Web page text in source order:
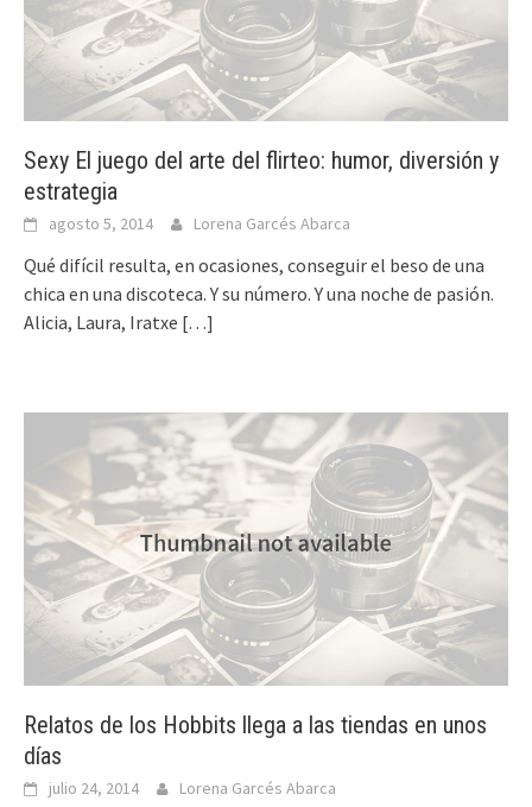
Sexy El juego del arte del flirteo: humor, diversión y
estrategia
agosto 5, 2014 Lorena Garcés Abarca
Qué difícil resulta, en ocasiones, conseguir el beso de una
chica en una discoteca. Y su número. Y una noche de pasión.
Alicia, Laura, Iratxe […]
Relatos de los Hobbits llega a las tiendas en unos
días
julio 24, 2014 Lorena Garcés Abarca